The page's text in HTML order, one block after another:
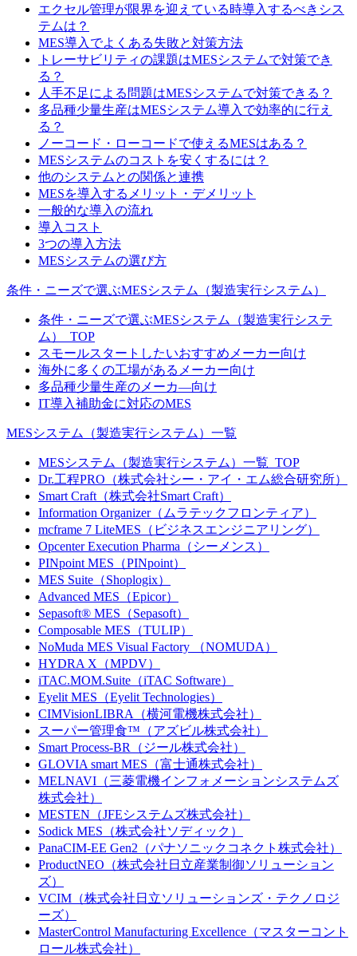
エクセル管理が限界を迎えている時導入するべきシス
テムは？
MES導入でよくある失敗と対策方法
トレーサビリティの課題はMESシステムで対策でき
る？
人手不足による問題はMESシステムで対策できる？
多品種少量生産はMESシステム導入で効率的に行え
る？
ノーコード・ローコードで使えるMESはある？
MESシステムのコストを安くするには？
他のシステムとの関係と連携
MESを導入するメリット・デメリット
一般的な導入の流れ
導入コスト
3つの導入方法
MESシステムの選び方
条件・ニーズで選ぶMESシステム（製造実行システム）
条件・ニーズで選ぶMESシステム（製造実行システ
ム）_TOP
スモールスタートしたいおすすめメーカー向け
海外に多くの工場があるメーカー向け
多品種少量生産のメーカ―向け
IT導入補助金に対応のMES
MESシステム（製造実行システム）一覧
MESシステム（製造実行システム）一覧_TOP
Dr.工程PRO（株式会社シー・アイ・エム総合研究所）
Smart Craft（株式会社Smart Craft）
Information Organizer（ムラテックフロンティア）
mcframe 7 LiteMES（ビジネスエンジニアリング）
Opcenter Execution Pharma（シーメンス）
PINpoint MES（PINpoint）
MES Suite（Shoplogix）
Advanced MES（Epicor）
Sepasoft® MES（Sepasoft）
Composable MES（TULIP）
NoMuda MES Visual Factory （NOMUDA）
HYDRA X（MPDV）
iTAC.MOM.Suite（iTAC Software）
Eyelit MES（Eyelit Technologies）
CIMVisionLIBRA（横河電機株式会社）
スーパー管理食™（アズビル株式会社）
Smart Process-BR（ジール株式会社）
GLOVIA smart MES（富士通株式会社）
MELNAVI（三菱電機インフォメーションシステムズ
株式会社）
MESTEN（JFEシステムズ株式会社）
Sodick MES（株式会社ソディック）
PanaCIM-EE Gen2（パナソニックコネクト株式会社）
ProductNEO（株式会社日立産業制御ソリューション
ズ）
VCIM（株式会社日立ソリューションズ・テクノロジ
ーズ）
MasterControl Manufacturing Excellence（マスターコント
ロール株式会社）